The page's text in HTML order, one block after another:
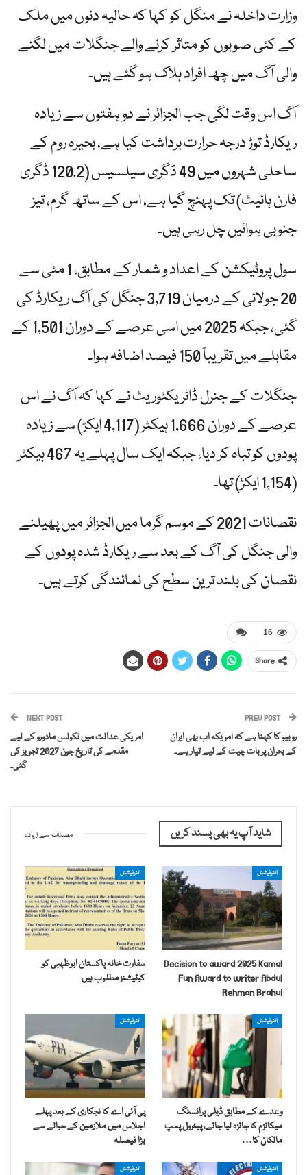
وزارت داخلہ نے منگل کو کہا کہ حالیہ دنوں میں ملک
کے کئی صوبوں کو متاثر کرنے والے جنگلات میں لگنے
والی آگ میں چھ افراد ہلاک ہو گئے ہیں۔
آگ اس وقت لگی جب الجزائر نے دو ہفتوں سے زیادہ
ریکارڈ توڑ درجہ حرارت برداشت کیا ہے، بحیرہ روم کے
ساحلی شہروں میں 49 ڈگری سیلسیس (120.2 ڈگری
فارن ہائیٹ) تک پہنچ گیا ہے، اس کے ساتھ گرم، تیز
جنوبی ہوائیں چل رہی ہیں۔
سول پروٹیکشن کے اعداد و شمار کے مطابق، 1 مئی سے
20 جولائی کے درمیان 3,719 جنگل کی آگ ریکارڈ کی
گئی، جبکہ 2025 میں اسی عرصے کے دوران 1,501 کے
مقابلے میں تقریباً 150 فیصد اضافہ ہوا۔
جنگلات کے جنرل ڈائریکٹوریٹ نے کہا کہ آگ نے اس
عرصے کے دوران 1,666 ہیکٹر (4,117 ایکڑ) سے زیادہ
پودوں کو تباہ کر دیا، جبکہ ایک سال پہلے یہ 467 ہیکٹر
(1,154 ایکڑ) تھا۔
نقصانات 2021 کے موسم گرما میں الجزائر میں پھیلنے
والی جنگل کی آگ کے بعد سے ریکارڈ شدہ پودوں کے
نقصان کی بلند ترین سطح کی نمائندگی کرتے ہیں۔
16
Share
PREV POST
روبیو کا کہنا ہے کہ امریکہ اب بھی ایران
کے بحران پر بات چیت کے لیے تیار ہے۔
NEXT POST
امریکی عدالت میں نکولس مادورو کے لیے
مقدمے کی تاریخ جون 2027 تجویز کی
گئی۔
شاید آپ یہ بھی پسند کریں مصنف سے زیادہ
انٹرنیشنل
Decision to award 2025 Kamal
Fun Award to writer Abdul
Rehman Brahui
انٹرنیشنل
سفارت خانہ پاکستان ابوظہبی کو
کوٹیشنز مطلوب ہیں
انٹرنیشنل
وعدے کے مطابق ڈیلی پرائسنگ
میکانزم کا جائزہ لیا جائے، پیٹرول پمپ
مالکان کا…
انٹرنیشنل
پی آئی اے کا نجکاری کے بعد پہلے
اجلاس میں ملازمین کے حوالے سے
بڑا فیصلہ
انٹرنیشنل انٹرنیشنل